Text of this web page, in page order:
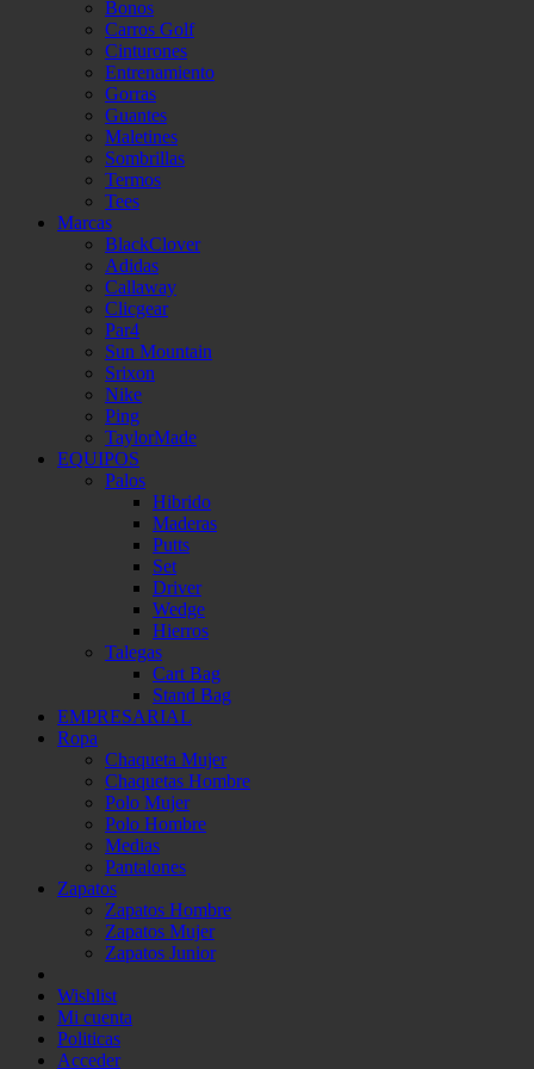
Bonos
Carros Golf
Cinturones
Entrenamiento
Gorras
Guantes
Maletines
Sombrillas
Termos
Tees
Marcas
BlackClover
Adidas
Callaway
Clicgear
Par4
Sun Mountain
Srixon
Nike
Ping
TaylorMade
EQUIPOS
Palos
Hibrido
Maderas
Putts
Set
Driver
Wedge
Hierros
Talegas
Cart Bag
Stand Bag
EMPRESARIAL
Ropa
Chaqueta Mujer
Chaquetas Hombre
Polo Mujer
Polo Hombre
Medias
Pantalones
Zapatos
Zapatos Hombre
Zapatos Mujer
Zapatos Junior
Wishlist
Mi cuenta
Politicas
Acceder